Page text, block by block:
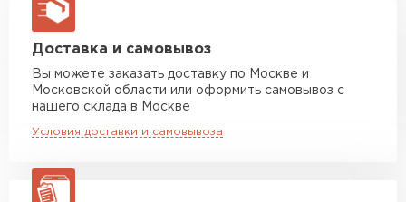
макс. длина груза 13,5 м
Манипулятор до 5 тн
Манипулятор до 10 тн
макс. длина груза 8 м
макс. длина груза 13,5 м
Доставка и самовывоз
Вы можете заказать доставку по Москве и
Московской области или оформить самовывоз с
нашего склада в Москве
Условия доставки и самовывоза